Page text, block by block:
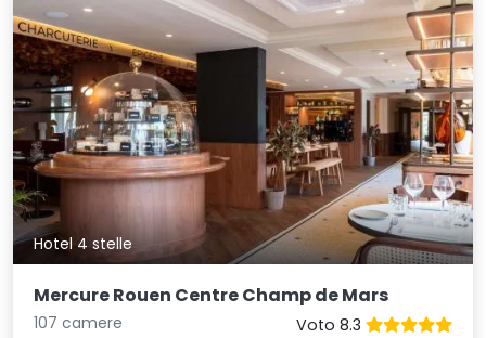
Hotel 4 stelle
Mercure Rouen Centre Champ de Mars
107 camere
Voto 8.3